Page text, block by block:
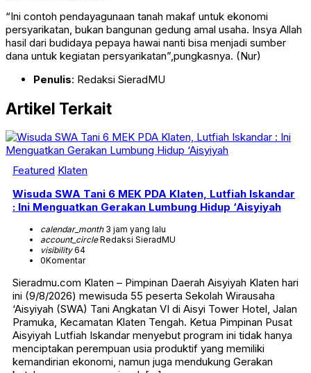
“Ini contoh pendayagunaan tanah makaf untuk ekonomi
persyarikatan, bukan bangunan gedung amal usaha. Insya Allah
hasil dari budidaya pepaya hawai nanti bisa menjadi sumber
dana untuk kegiatan persyarikatan”,pungkasnya. (Nur)
Penulis: Redaksi SieradMU
Artikel Terkait
Featured Klaten
Wisuda SWA Tani 6 MEK PDA Klaten, Lutfiah Iskandar
: Ini Menguatkan Gerakan Lumbung Hidup ‘Aisyiyah
calendar_month3 jam yang lalu
account_circleRedaksi SieradMU
visibility64
0Komentar
Sieradmu.com Klaten – Pimpinan Daerah Aisyiyah Klaten hari
ini (9/8/2026) mewisuda 55 peserta Sekolah Wirausaha
‘Aisyiyah (SWA) Tani Angkatan VI di Aisyi Tower Hotel, Jalan
Pramuka, Kecamatan Klaten Tengah. Ketua Pimpinan Pusat
Aisyiyah Lutfiah Iskandar menyebut program ini tidak hanya
menciptakan perempuan usia produktif yang memiliki
kemandirian ekonomi, namun juga mendukung Gerakan